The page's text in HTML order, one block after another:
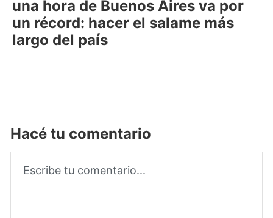
una hora de Buenos Aires va por
un récord: hacer el salame más
largo del país
Hacé tu comentario